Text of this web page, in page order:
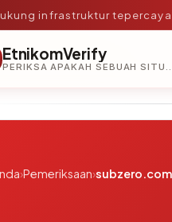
infrastruktur tepercaya
EtnikomVerify
PERIKSA APAKAH SEBUAH SITUS AMAN, TEPERCAYA,
›Pemeriksaan›subzero.com